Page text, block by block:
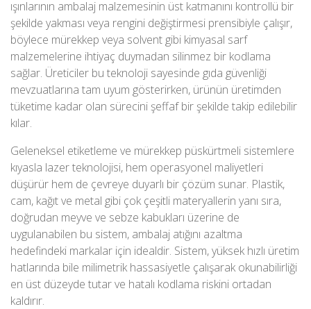
ışınlarının ambalaj malzemesinin üst katmanını kontrollü bir
şekilde yakması veya rengini değiştirmesi prensibiyle çalışır,
böylece mürekkep veya solvent gibi kimyasal sarf
malzemelerine ihtiyaç duymadan silinmez bir kodlama
sağlar. Üreticiler bu teknoloji sayesinde gıda güvenliği
mevzuatlarına tam uyum gösterirken, ürünün üretimden
tüketime kadar olan sürecini şeffaf bir şekilde takip edilebilir
kılar.
Geleneksel etiketleme ve mürekkep püskürtmeli sistemlere
kıyasla lazer teknolojisi, hem operasyonel maliyetleri
düşürür hem de çevreye duyarlı bir çözüm sunar. Plastik,
cam, kağıt ve metal gibi çok çeşitli materyallerin yanı sıra,
doğrudan meyve ve sebze kabukları üzerine de
uygulanabilen bu sistem, ambalaj atığını azaltma
hedefindeki markalar için idealdir. Sistem, yüksek hızlı üretim
hatlarında bile milimetrik hassasiyetle çalışarak okunabilirliği
en üst düzeyde tutar ve hatalı kodlama riskini ortadan
kaldırır.